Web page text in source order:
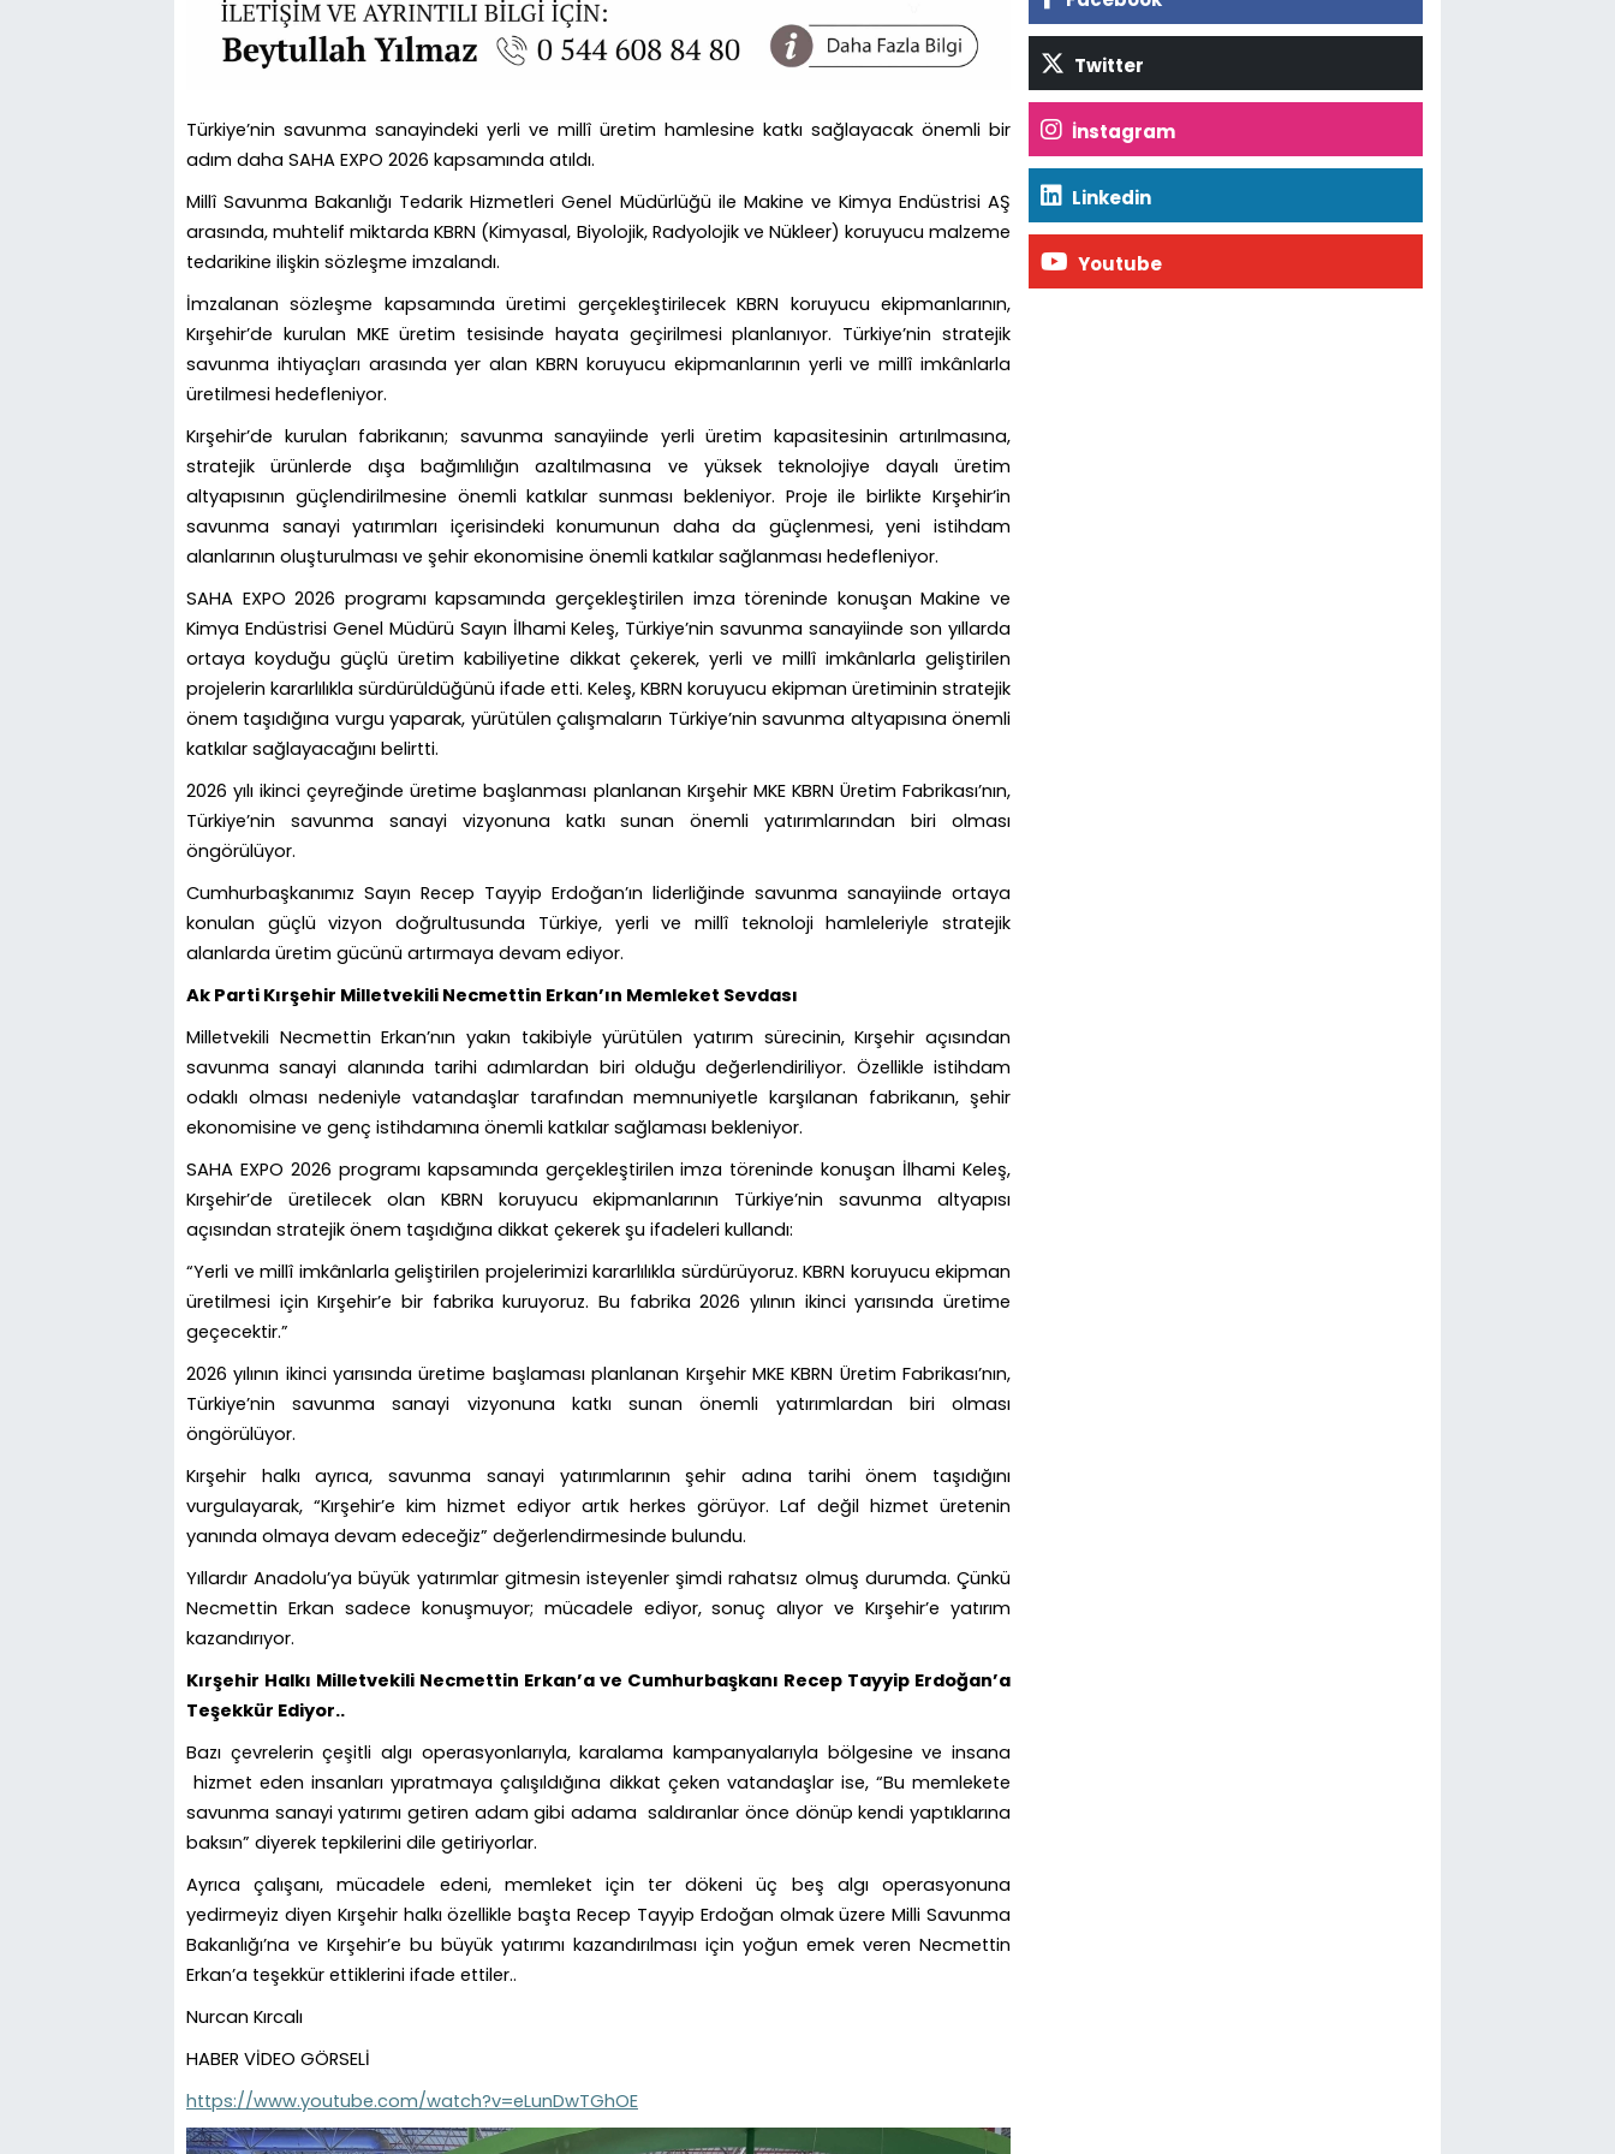
Türkiye’nin savunma sanayindeki yerli ve millî üretim hamlesine katkı sağlayacak önemli bir
adım daha SAHA EXPO 2026 kapsamında atıldı.
Millî Savunma Bakanlığı Tedarik Hizmetleri Genel Müdürlüğü ile Makine ve Kimya Endüstrisi AŞ
arasında, muhtelif miktarda KBRN (Kimyasal, Biyolojik, Radyolojik ve Nükleer) koruyucu malzeme
tedarikine ilişkin sözleşme imzalandı.
İmzalanan sözleşme kapsamında üretimi gerçekleştirilecek KBRN koruyucu ekipmanlarının,
Kırşehir’de kurulan MKE üretim tesisinde hayata geçirilmesi planlanıyor. Türkiye’nin stratejik
savunma ihtiyaçları arasında yer alan KBRN koruyucu ekipmanlarının yerli ve millî imkânlarla
üretilmesi hedefleniyor.
Kırşehir’de kurulan fabrikanın; savunma sanayiinde yerli üretim kapasitesinin artırılmasına,
stratejik ürünlerde dışa bağımlılığın azaltılmasına ve yüksek teknolojiye dayalı üretim
altyapısının güçlendirilmesine önemli katkılar sunması bekleniyor. Proje ile birlikte Kırşehir’in
savunma sanayi yatırımları içerisindeki konumunun daha da güçlenmesi, yeni istihdam
alanlarının oluşturulması ve şehir ekonomisine önemli katkılar sağlanması hedefleniyor.
SAHA EXPO 2026 programı kapsamında gerçekleştirilen imza töreninde konuşan Makine ve
Kimya Endüstrisi Genel Müdürü Sayın İlhami Keleş, Türkiye’nin savunma sanayiinde son yıllarda
ortaya koyduğu güçlü üretim kabiliyetine dikkat çekerek, yerli ve millî imkânlarla geliştirilen
projelerin kararlılıkla sürdürüldüğünü ifade etti. Keleş, KBRN koruyucu ekipman üretiminin stratejik
önem taşıdığına vurgu yaparak, yürütülen çalışmaların Türkiye’nin savunma altyapısına önemli
katkılar sağlayacağını belirtti.
2026 yılı ikinci çeyreğinde üretime başlanması planlanan Kırşehir MKE KBRN Üretim Fabrikası’nın,
Türkiye’nin savunma sanayi vizyonuna katkı sunan önemli yatırımlarından biri olması
öngörülüyor.
Cumhurbaşkanımız Sayın Recep Tayyip Erdoğan’ın liderliğinde savunma sanayiinde ortaya
konulan güçlü vizyon doğrultusunda Türkiye, yerli ve millî teknoloji hamleleriyle stratejik
alanlarda üretim gücünü artırmaya devam ediyor.
Ak Parti Kırşehir Milletvekili Necmettin Erkan’ın Memleket Sevdası
Milletvekili Necmettin Erkan’nın yakın takibiyle yürütülen yatırım sürecinin, Kırşehir açısından
savunma sanayi alanında tarihi adımlardan biri olduğu değerlendiriliyor. Özellikle istihdam
odaklı olması nedeniyle vatandaşlar tarafından memnuniyetle karşılanan fabrikanın, şehir
ekonomisine ve genç istihdamına önemli katkılar sağlaması bekleniyor.
SAHA EXPO 2026 programı kapsamında gerçekleştirilen imza töreninde konuşan İlhami Keleş,
Kırşehir’de üretilecek olan KBRN koruyucu ekipmanlarının Türkiye’nin savunma altyapısı
açısından stratejik önem taşıdığına dikkat çekerek şu ifadeleri kullandı:
“Yerli ve millî imkânlarla geliştirilen projelerimizi kararlılıkla sürdürüyoruz. KBRN koruyucu ekipman
üretilmesi için Kırşehir’e bir fabrika kuruyoruz. Bu fabrika 2026 yılının ikinci yarısında üretime
geçecektir.”
2026 yılının ikinci yarısında üretime başlaması planlanan Kırşehir MKE KBRN Üretim Fabrikası’nın,
Türkiye’nin savunma sanayi vizyonuna katkı sunan önemli yatırımlardan biri olması
öngörülüyor.
Kırşehir halkı ayrıca, savunma sanayi yatırımlarının şehir adına tarihi önem taşıdığını
vurgulayarak, “Kırşehir’e kim hizmet ediyor artık herkes görüyor. Laf değil hizmet üretenin
yanında olmaya devam edeceğiz” değerlendirmesinde bulundu.
Yıllardır Anadolu’ya büyük yatırımlar gitmesin isteyenler şimdi rahatsız olmuş durumda. Çünkü
Necmettin Erkan sadece konuşmuyor; mücadele ediyor, sonuç alıyor ve Kırşehir’e yatırım
kazandırıyor.
Kırşehir Halkı Milletvekili Necmettin Erkan’a ve Cumhurbaşkanı Recep Tayyip Erdoğan’a
Teşekkür Ediyor..
Bazı çevrelerin çeşitli algı operasyonlarıyla, karalama kampanyalarıyla bölgesine ve insana
hizmet eden insanları yıpratmaya çalışıldığına dikkat çeken vatandaşlar ise, “Bu memlekete
savunma sanayi yatırımı getiren adam gibi adama saldıranlar önce dönüp kendi yaptıklarına
baksın” diyerek tepkilerini dile getiriyorlar.
Ayrıca çalışanı, mücadele edeni, memleket için ter dökeni üç beş algı operasyonuna
yedirmeyiz diyen Kırşehir halkı özellikle başta Recep Tayyip Erdoğan olmak üzere Milli Savunma
Bakanlığı’na ve Kırşehir’e bu büyük yatırımı kazandırılması için yoğun emek veren Necmettin
Erkan’a teşekkür ettiklerini ifade ettiler..
Nurcan Kırcalı
HABER VİDEO GÖRSELİ
https://www.youtube.com/watch?v=eLunDwTGhOE
Twitter
İnstagram
Linkedin
Youtube